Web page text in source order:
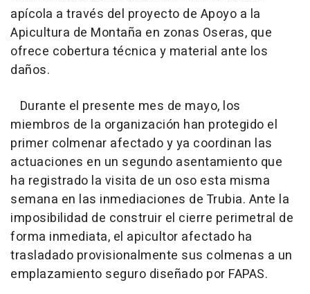
apícola a través del proyecto de Apoyo a la
Apicultura de Montaña en zonas Oseras, que
ofrece cobertura técnica y material ante los
daños.
Durante el presente mes de mayo, los
miembros de la organización han protegido el
primer colmenar afectado y ya coordinan las
actuaciones en un segundo asentamiento que
ha registrado la visita de un oso esta misma
semana en las inmediaciones de Trubia. Ante la
imposibilidad de construir el cierre perimetral de
forma inmediata, el apicultor afectado ha
trasladado provisionalmente sus colmenas a un
emplazamiento seguro diseñado por FAPAS.